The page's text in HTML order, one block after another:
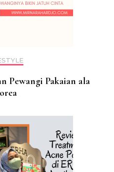
Pewangi Pakaian ala